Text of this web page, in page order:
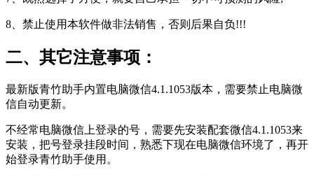
8、禁止使用本软件做非法销售，否则后果自负!!!
二、其它注意事项：
最新版青竹助手内置电脑微信4.1.1053版本，需要禁止电脑微
信自动更新。
不经常电脑微信上登录的号，需要先安装配套微信4.1.1053来
安装，把号登录挂段时间，熟悉下现在电脑微信环境了，再开
始登录青竹助手使用。